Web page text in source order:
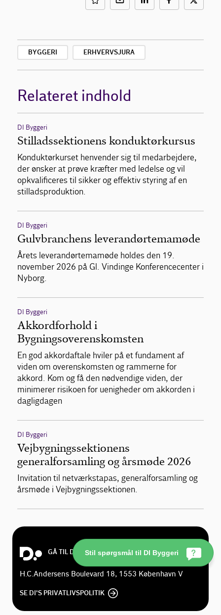
BYGGERI ERHVERVSJURA
Relateret indhold
DI Byggeri
Stilladssektionens konduktørkursus
Konduktørkurset henvender sig til medarbejdere,
der ønsker at prøve kræfter med ledelse og vil
opkvalificeres til sikker og effektiv styring af en
stilladsproduktion.
DI Byggeri
Gulvbranchens leverandørtemamøde
Årets leverandørtemamøde holdes den 19.
november 2026 på Gl. Vindinge Konferencecenter i
Nyborg.
DI Byggeri
Akkordforhold i
Bygningsoverenskomsten
En god akkordaftale hviler på et fundament af
viden om overenskomsten og rammerne for
akkord. Kom og få den nødvendige viden, der
minimerer risikoen for uenigheder om akkorden i
dagligdagen
DI Byggeri
Vejbygningssektionens
generalforsamling og årsmøde 2026
Invitation til netværkstapas, generalforsamling og
årsmøde i Vejbygningssektionen.
GÅ TIL DI.DK
H.C.Andersens Boulevard 18, 1553 København V
SE DI'S PRIVATLIVSPOLITIK
Stil spørgsmål til DI Byggeri